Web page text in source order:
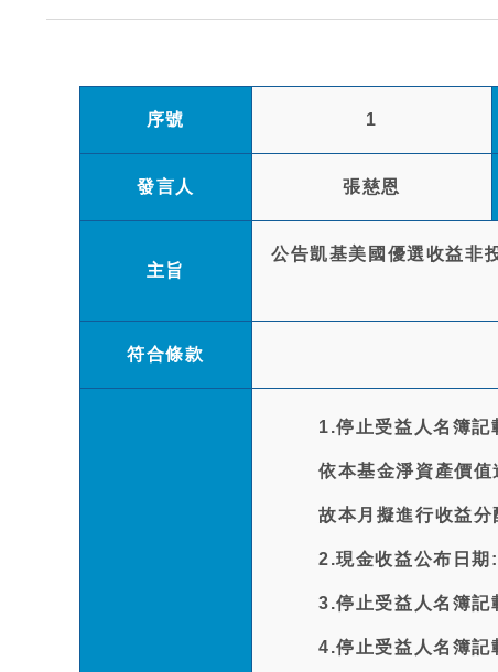
序號 1
發言人 張慈恩
主旨
公告凱基美國優選收益非
符合條款
1.停止受益人名簿記
依本基金淨資產價值
故本月擬進行收益分
2.現金收益公布日
3.停止受益人名簿
4.停止受益人名簿